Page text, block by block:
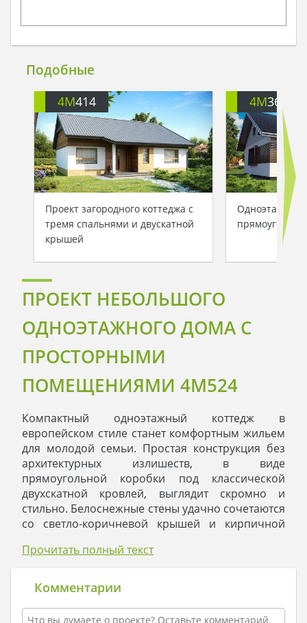
Подобные
4M414
Проект загородного коттеджа с
тремя спальнями и двускатной
крышей
4M3613B
Одноэтажный
ПРОЕКТ НЕБОЛЬШОГО
ОДНОЭТАЖНОГО ДОМА С
ПРОСТОРНЫМИ
ПОМЕЩЕНИЯМИ 4M524
Компактный одноэтажный коттедж в
европейском стиле станет комфортным жильем
для молодой семьи. Простая конструкция без
архитектурных излишеств, в виде
прямоугольной коробки под классической
двухскатной кровлей, выглядит скромно и
стильно. Белоснежные стены удачно сочетаются
со светло-коричневой крышей и кирпичной
портале, открытой террасе. Углы здания
общем фоне экстерьера, но смотрятся довольно
стильно. Входной портал представлен изящным
бетонным крыльцом на две ступени с
Прочитать полный текст
Комментарии